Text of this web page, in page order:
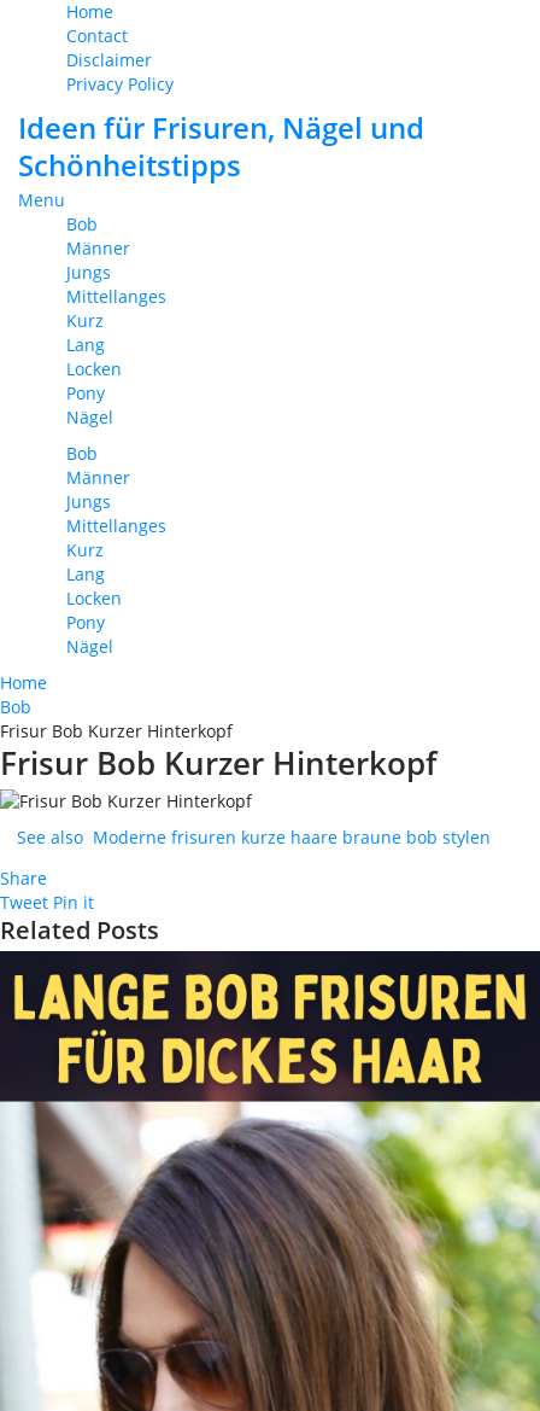
Home
Contact
Disclaimer
Privacy Policy
Ideen für Frisuren, Nägel und
Schönheitstipps
Menu
Bob
Männer
Jungs
Mittellanges
Kurz
Lang
Locken
Pony
Nägel
Bob
Männer
Jungs
Mittellanges
Kurz
Lang
Locken
Pony
Nägel
Home
Bob
Frisur Bob Kurzer Hinterkopf
Frisur Bob Kurzer Hinterkopf
See also Moderne frisuren kurze haare braune bob stylen
Share
Tweet Pin it
Related Posts